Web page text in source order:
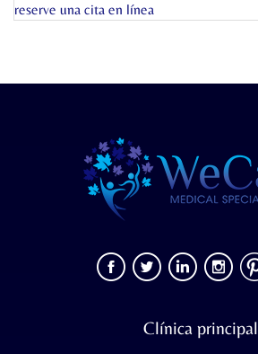
reserve una cita en línea
Clínica principal